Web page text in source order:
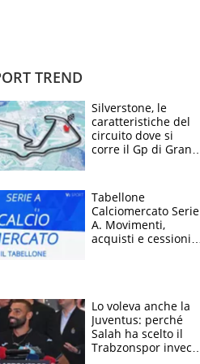
TREND
Silverstone, le
caratteristiche del
circuito dove si
corre il Gp di Gran
Tabellone
Calciomercato Serie
A. Movimenti,
acquisti e cessioni:
Lo voleva anche la
Juventus: perché
Salah ha scelto il
Trabzonspor invece